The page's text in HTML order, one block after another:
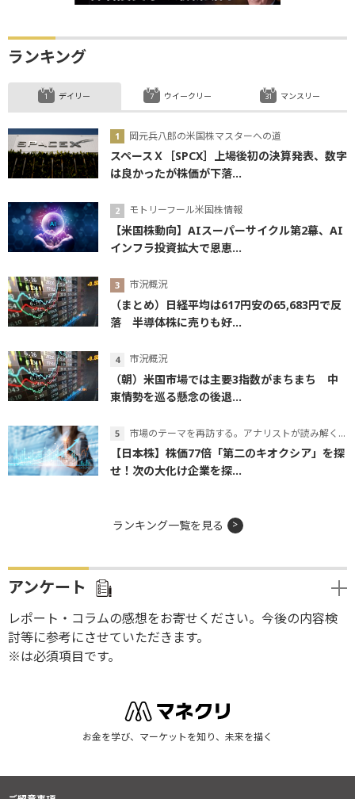
ランキング
デイリー
岡元兵八郎の米国株マスターへの道
スペースＸ［SPCX］上場後初の決算発表、数字
は良かったが株価が下落...
モトリーフール米国株情報
【米国株動向】AIスーパーサイクル第2幕、AI
インフラ投資拡大で恩恵...
市況概況
（まとめ）日経平均は617円安の65,683円で反
落 半導体株に売りも好...
市況概況
（朝）米国市場では主要3指数がまちまち 中
東情勢を巡る懸念の後退...
市場のテーマを再訪する。アナリストが読み解くテーマの本質
【日本株】株価77倍「第二のキオクシア」を探
せ！次の大化け企業を探...
ウイークリー マンスリー
ランキング一覧を見る
アンケート
レポート・コラムの感想をお寄せください。今後の内容検
討等に参考にさせていただきます。
※は必須項目です。
お金を学び、マーケットを知り、未来を描く